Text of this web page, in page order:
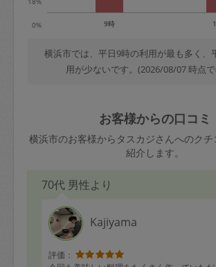
0% 9時
横浜市では、平日9時の利用が最も多く、
用が少ないです。(2026/08/07 時点
お客様からの口コミ
横浜市のお客様からタスカジさんへのク
紹介します。
70代 男性より
Kajiyama
評価：